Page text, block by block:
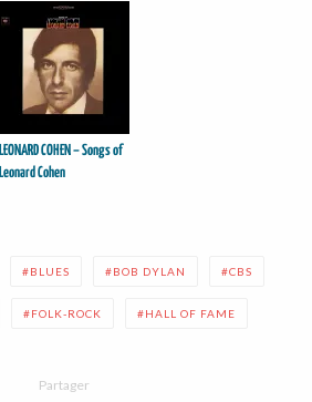
LEONARD COHEN – Songs of
Leonard Cohen
BLUES BOB DYLAN CBS
FOLK-ROCK HALL OF FAME
Partager